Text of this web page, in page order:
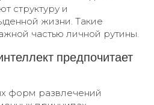
структуру и
жизни. Такие
частью личной рутины.
предпочитает
форм развлечений